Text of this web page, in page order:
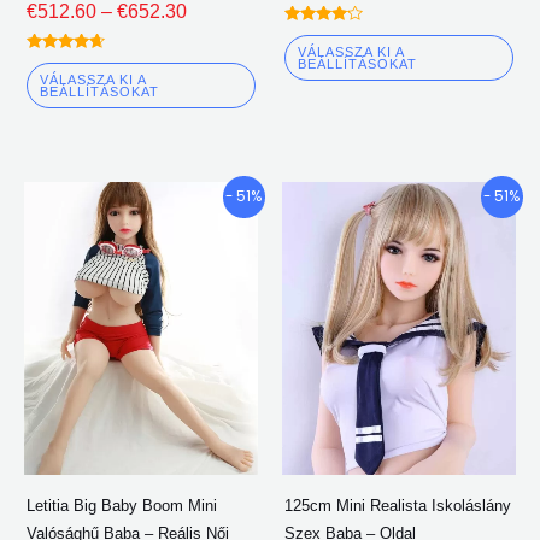
€512.60 – €652.30
Névleges
4.50
ki 5
VÁLASSZA KI A
BEÁLLÍTÁSOKAT
Névleges
4.00
ki 5
VÁLASSZA KI A
BEÁLLÍTÁSOKAT
- 51%
Letitia Big Baby Boom Mini
Valósághű Baba – Reális Női
Árkategória:
€438.45
Ennek
terméknek
változata
lehetőségeket
lehet
- 51%
125cm Mini Realista Iskoláslány
Szex Baba – Oldal
€419.96
keresztül
€541.80